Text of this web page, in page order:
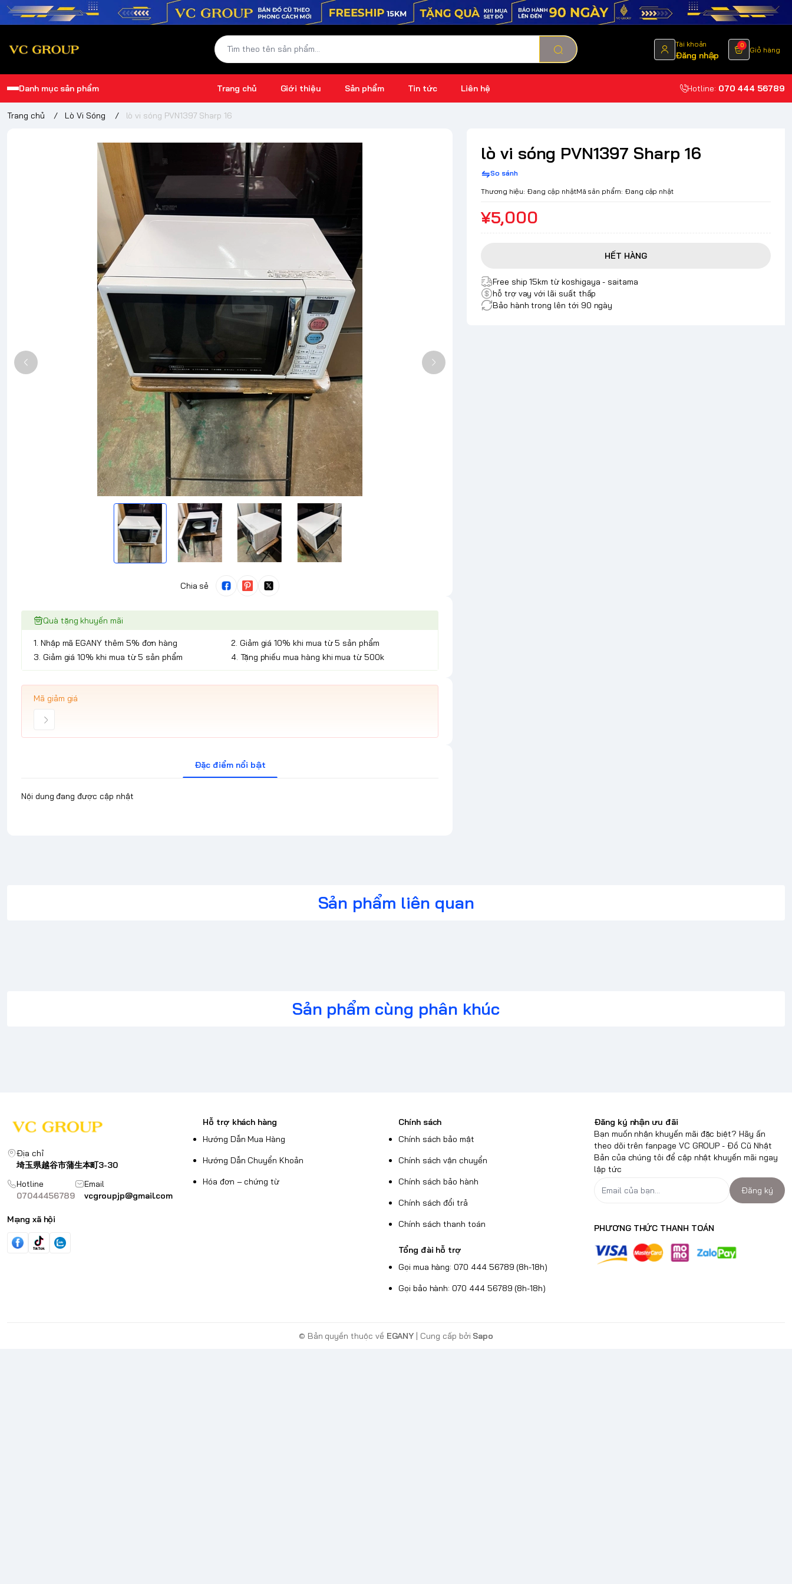
Tài khoản
Đăng nhập
0
Giỏ hàng
Danh mục sản phẩm Trang chủ Giới thiệu Sản phẩm Tin tức Liên hệ Hotline: 070 444 56789
Trang chủ / Lò Vi Sóng / lò vi sóng PVN1397 Sharp 16
Chia sẻ
lò vi sóng PVN1397 Sharp 16
So sánh
Thương hiệu: Đang cập nhậtMã sản phẩm: Đang cập nhật
¥5,000
HẾT HÀNG
Free ship 15km từ koshigaya - saitama
hỗ trợ vay với lãi suất thấp
Bảo hành trong lên tới 90 ngày
Quà tặng khuyến mãi
1. Nhập mã EGANY thêm 5% đơn hàng
2. Giảm giá 10% khi mua từ 5 sản phẩm
3. Giảm giá 10% khi mua từ 5 sản phẩm
4. Tặng phiếu mua hàng khi mua từ 500k
Mã giảm giá
Đặc điểm nổi bật
Nội dung đang được cập nhật
Sản phẩm liên quan
Sản phẩm cùng phân khúc
Địa chỉ
埼玉県越谷市蒲生本町3-30
Hotline
07044456789
Email
vcgroupjp@gmail.com
Mạng xã hội
Hỗ trợ khách hàng
Hướng Dẫn Mua Hàng
Hướng Dẫn Chuyển Khoản
Hóa đơn – chứng từ
Chính sách
Chính sách bảo mật
Chính sách vận chuyển
Chính sách bảo hành
Chính sách đổi trả
Chính sách thanh toán
Tổng đài hỗ trợ
Gọi mua hàng: 070 444 56789 (8h-18h)
Gọi bảo hành: 070 444 56789 (8h-18h)
Đăng ký nhận ưu đãi
Bạn muốn nhận khuyến mãi đặc biệt? Hãy ấn
theo dõi trên fanpage VC GROUP - Đồ Cũ Nhật
Bản của chúng tôi để cập nhật khuyến mãi ngay
lập tức
Đăng ký
PHƯƠNG THỨC THANH TOÁN
© Bản quyền thuộc về EGANY | Cung cấp bởi Sapo